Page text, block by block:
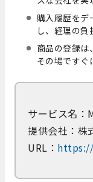
購入履歴をデ
し、経理の負
商品の登録は
その場ですぐ
サービス名：
提供会社：株
URL：